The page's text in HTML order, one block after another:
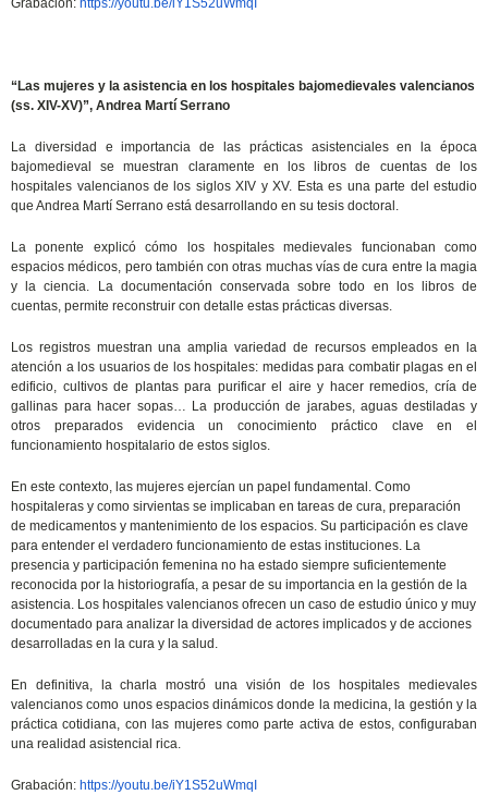
Grabación: https://youtu.be/iY1S52uWmqI
“Las mujeres y la asistencia en los hospitales bajomedievales valencianos
(ss. XIV-XV)”, Andrea Martí Serrano
La diversidad e importancia de las prácticas asistenciales en la época
bajomedieval se muestran claramente en los libros de cuentas de los
hospitales valencianos de los siglos XIV y XV. Esta es una parte del estudio
que Andrea Martí Serrano está desarrollando en su tesis doctoral.
La ponente explicó cómo los hospitales medievales funcionaban como
espacios médicos, pero también con otras muchas vías de cura entre la magia
y la ciencia. La documentación conservada sobre todo en los libros de
cuentas, permite reconstruir con detalle estas prácticas diversas.
Los registros muestran una amplia variedad de recursos empleados en la
atención a los usuarios de los hospitales: medidas para combatir plagas en el
edificio, cultivos de plantas para purificar el aire y hacer remedios, cría de
gallinas para hacer sopas… La producción de jarabes, aguas destiladas y
otros preparados evidencia un conocimiento práctico clave en el
funcionamiento hospitalario de estos siglos.
En este contexto, las mujeres ejercían un papel fundamental. Como
hospitaleras y como sirvientas se implicaban en tareas de cura, preparación
de medicamentos y mantenimiento de los espacios. Su participación es clave
para entender el verdadero funcionamiento de estas instituciones. La
presencia y participación femenina no ha estado siempre suficientemente
reconocida por la historiografía, a pesar de su importancia en la gestión de la
asistencia. Los hospitales valencianos ofrecen un caso de estudio único y muy
documentado para analizar la diversidad de actores implicados y de acciones
desarrolladas en la cura y la salud.
En definitiva, la charla mostró una visión de los hospitales medievales
valencianos como unos espacios dinámicos donde la medicina, la gestión y la
práctica cotidiana, con las mujeres como parte activa de estos, configuraban
una realidad asistencial rica.
Grabación:https://youtu.be/iY1S52uWmqI